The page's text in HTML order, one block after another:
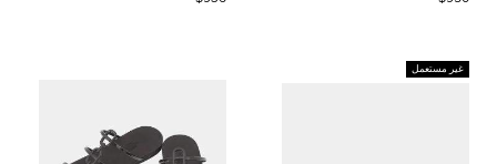
غير مستعمل